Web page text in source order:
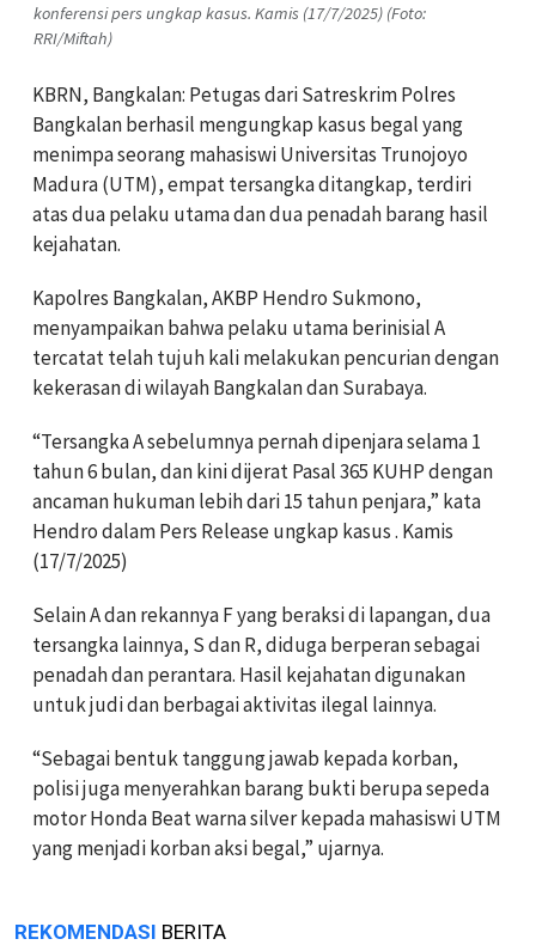
konferensi pers ungkap kasus. Kamis (17/7/2025) (Foto:
RRI/Miftah)
KBRN, Bangkalan: Petugas dari Satreskrim Polres
Bangkalan berhasil mengungkap kasus begal yang
menimpa seorang mahasiswi Universitas Trunojoyo
Madura (UTM), empat tersangka ditangkap, terdiri
atas dua pelaku utama dan dua penadah barang hasil
kejahatan.
Kapolres Bangkalan, AKBP Hendro Sukmono,
menyampaikan bahwa pelaku utama berinisial A
tercatat telah tujuh kali melakukan pencurian dengan
kekerasan di wilayah Bangkalan dan Surabaya.
“Tersangka A sebelumnya pernah dipenjara selama 1
tahun 6 bulan, dan kini dijerat Pasal 365 KUHP dengan
ancaman hukuman lebih dari 15 tahun penjara,” kata
Hendro dalam Pers Release ungkap kasus. Kamis
(17/7/2025)
Selain A dan rekannya F yang beraksi di lapangan, dua
tersangka lainnya, S dan R, diduga berperan sebagai
penadah dan perantara. Hasil kejahatan digunakan
untuk judi dan berbagai aktivitas ilegal lainnya.
“Sebagai bentuk tanggung jawab kepada korban,
polisi juga menyerahkan barang bukti berupa sepeda
motor Honda Beat warna silver kepada mahasiswi UTM
yang menjadi korban aksi begal,” ujarnya.
REKOMENDASI BERITA